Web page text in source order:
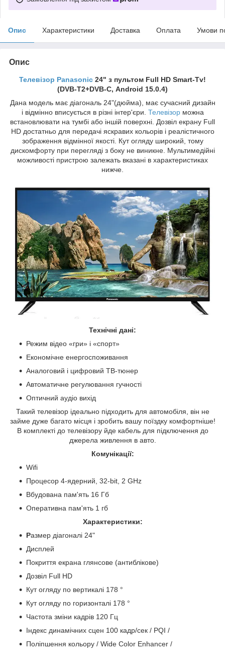
Опис Характеристики Доставка Оплата Умови
Опис
Телевізор Panasonic 24" з пультом Full HD Smart-Tv!
(DVB-T2+DVB-С, Android 15.0.4)
Дана модель має діагональ 24"(дюйма), має сучасний дизайн
і відмінно вписується в різні інтер'єри. Телевізорможна
встановлювати на тумбі або іншій поверхні. Дозвіл екрану Full
HD достатньо для передачі яскравих кольорів і реалістичного
зображення відмінної якості. Кут огляду широкий, тому
дискомфорту при перегляді з боку не виникне. Мультимедійні
можливості пристрою залежать вказані в характеристиках
нижче.
Технічні дані:
Режим відео «гри» і «спорт»
Економічне енергоспоживання
Аналоговий і цифровий ТВ-тюнер
Автоматичне регулювання гучності
Оптичний аудіо вихід
Такий телевізор ідеально підходить для автомобіля, він не
займе дуже багато місця і зробить вашу поїздку комфортніше!
В комплекті до телевізору йде кабель для підключення до
джерела живлення в авто.
Комунікації:
Wifi
Процесор 4-ядерний, 32-bit, 2 GHz
Вбудована пам'ять 16 Гб
Оперативна пам'ять 1 гб
Характеристики:
Размер діагоналі 24"
Дисплей
Покриття екрана глянсове (антиблікове)
Дозвіл Full HD
Кут огляду по вертикалі 178 °
Кут огляду по горизонталі 178 °
Частота зміни кадрів 120 Гц
Індекс динамічних сцен 100 кадр/сек / PQI /
Поліпшення кольору / Wide Color Enhancer /